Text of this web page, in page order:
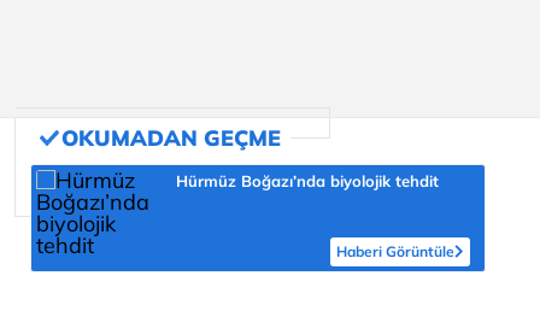
Hürmüz Boğazı’nda biyolojik tehdit
Haberi Görüntüle